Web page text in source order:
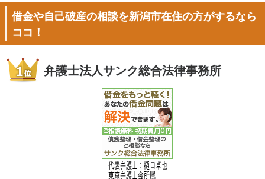
借金や自己破産の相談を新潟市在住の方がするなら
ココ！
弁護士法人サンク総合法律事務所